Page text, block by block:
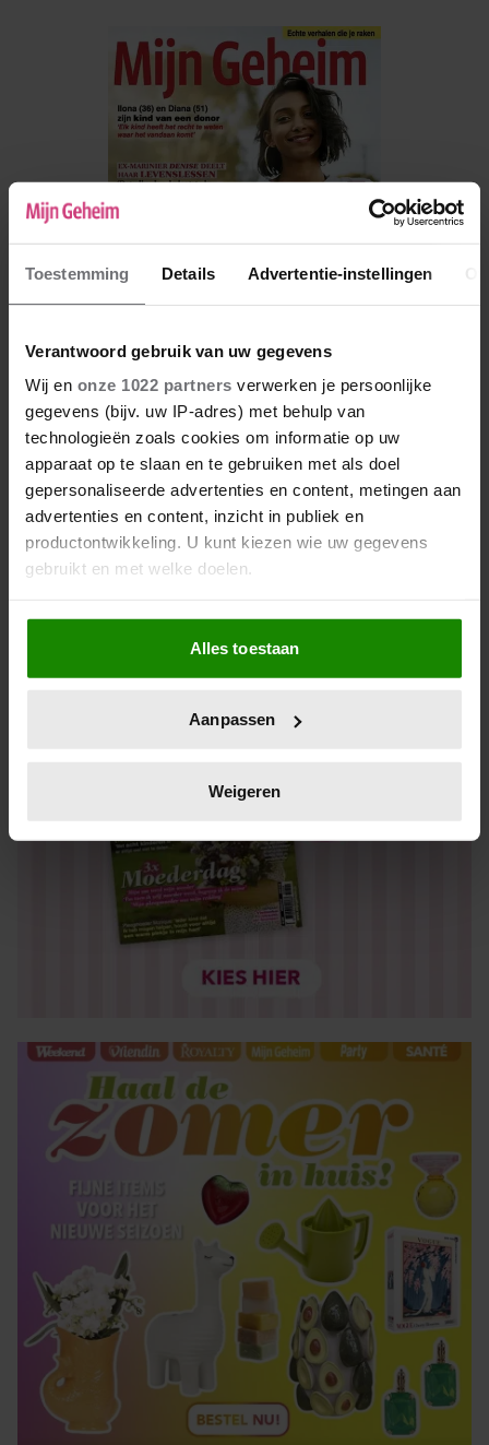
Toestemming Details Advertentie-instellingen
Verantwoord gebruik van uw gegevens
Wij en onze 1022 partners verwerken je persoonlijke
gegevens (bijv. uw IP-adres) met behulp van
technologieën zoals cookies om informatie op uw
apparaat op te slaan en te gebruiken met als doel
gepersonaliseerde advertenties en content, metingen aan
advertenties en content, inzicht in publiek en
productontwikkeling. U kunt kiezen wie uw gegevens
gebruikt en met welke doelen.
Als u het toestaat, willen we ook graag:
Informatie verzamelen over uw geografische locatie,
die tot een paar meter nauwkeurig kan zijn
op specifieke eigenschappen (fingerprinting)
verwerkt en stel uw voorkeuren in het
intrekken in de Cookieverklaring.
We gebruiken cookies om content en advertenties te
personaliseren, om functies voor social media te bieden
en om ons websiteverkeer te analyseren. Ook delen we
informatie over uw gebruik van onze site met onze
informatie die u aan ze heeft verstrekt of die ze hebben
verzameld op basis van uw gebruik van hun services. U
gaat akkoord met onze cookies als u onze website blijft
gebruiken.
Alles toestaan
Aanpassen
Weigeren
De nieuwe Mijn Geheim ligt nu in de winkel
Abonneren
Digitaal lezen
Los kopen